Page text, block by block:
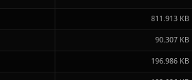
811.913 KB
90.307 KB
196.986 KB